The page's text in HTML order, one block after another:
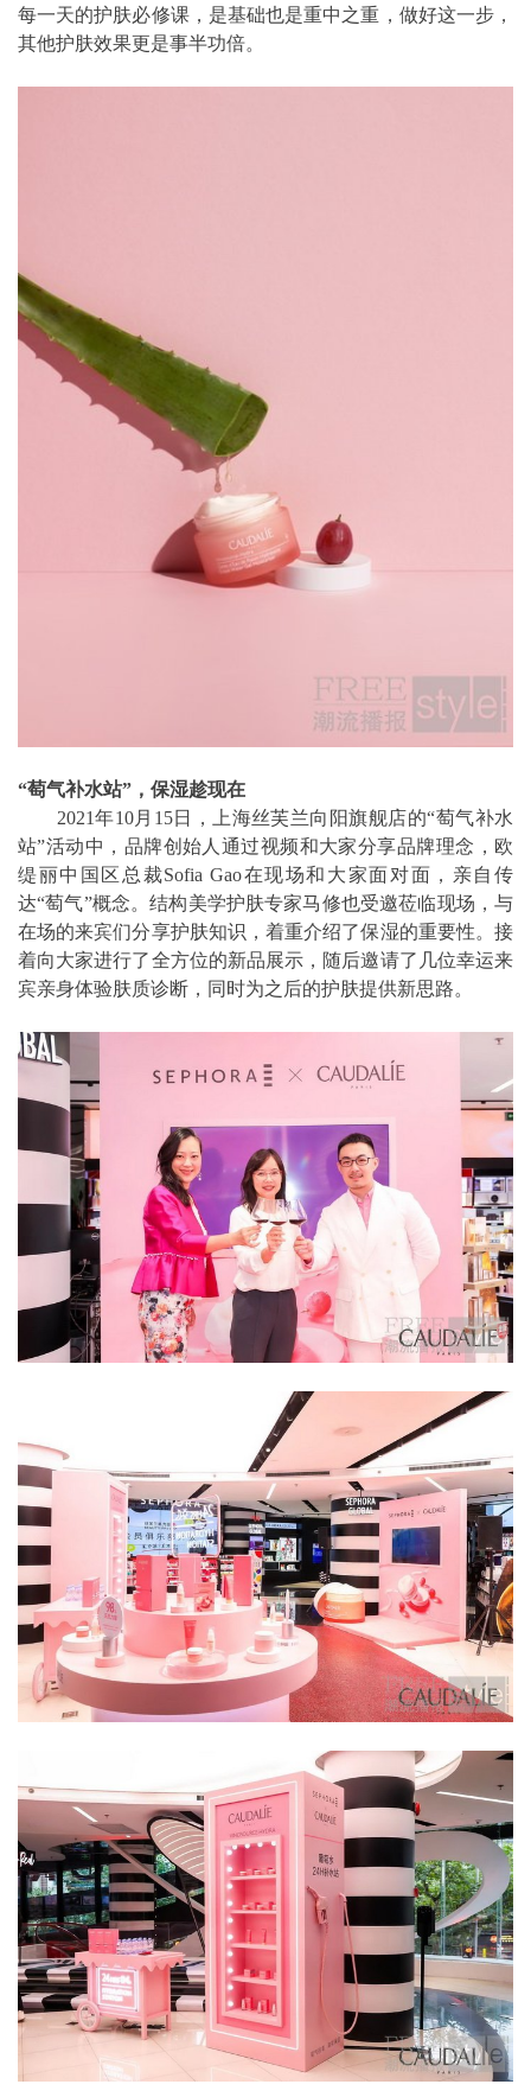
每一天的护肤必修课，是基础也是重中之重，做好这一步，
其他护肤效果更是事半功倍。
“萄气补水站”，保湿趁现在
2021年10月15日，上海丝芙兰向阳旗舰店的“萄气补水
站”活动中，品牌创始人通过视频和大家分享品牌理念，欧
缇丽中国区总裁Sofia Gao在现场和大家面对面，亲自传
达“萄气”概念。结构美学护肤专家马修也受邀莅临现场，与
在场的来宾们分享护肤知识，着重介绍了保湿的重要性。接
着向大家进行了全方位的新品展示，随后邀请了几位幸运来
宾亲身体验肤质诊断，同时为之后的护肤提供新思路。